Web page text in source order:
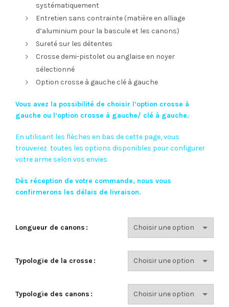
systématiquement
Entretien sans contrainte (matière en alliage
d’aluminium pour la bascule et les canons)
Sureté sur les détentes
Crosse demi-pistolet ou anglaise en noyer
sélectionné
Option crosse à gauche clé à gauche
Vous avez la possibilité de choisir l’option crosse à
gauche ou l’option crosse à gauche/ clé à gauche.
En utilisant les flèches en bas de cette page, vous
trouverez toutes les options disponibles pour configurer
votre arme selon vos envies
Dès réception de votre commande, nous vous
confirmerons les délais de livraison.
Longueur de canons
Typologie de la crosse
Typologie des canons